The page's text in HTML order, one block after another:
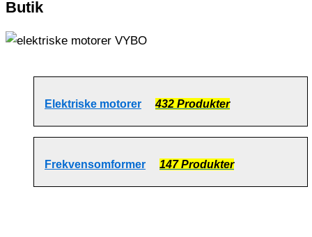
Butik
Elektriske motorer 432 Produkter
Frekvensomformer 147 Produkter